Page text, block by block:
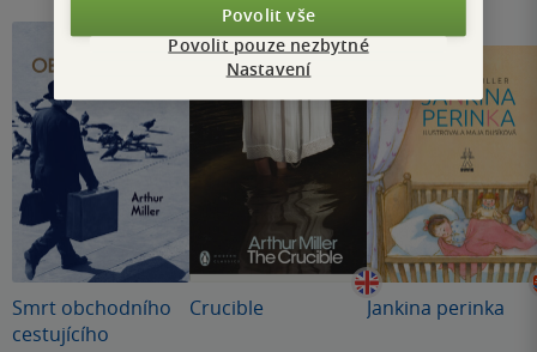
Smrt obchodního
cestujícího
Crucible Jankina perinka
Povolit vše
Povolit pouze nezbytné
Nastavení